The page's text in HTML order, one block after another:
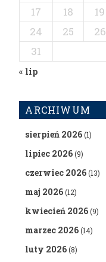
17
18 19
24
25 26
31
« lip
ARCHIWUM
sierpień 2026(1)
lipiec 2026(9)
czerwiec 2026(13)
maj 2026(12)
kwiecień 2026(9)
marzec 2026(14)
luty 2026(8)